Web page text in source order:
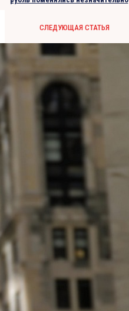
СЛЕДУЮЩАЯ СТАТЬЯ